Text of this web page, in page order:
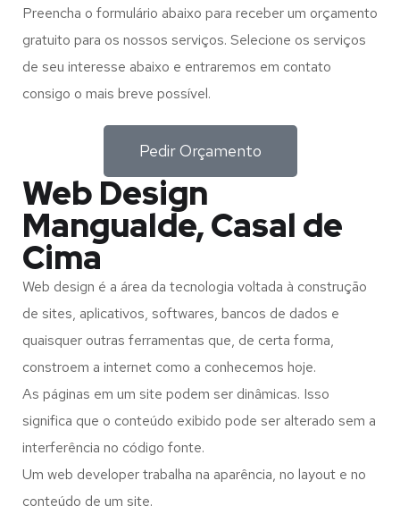
Preencha o formulário abaixo para receber um orçamento
gratuito para os nossos serviços. Selecione os serviços
de seu interesse abaixo e entraremos em contato
consigo o mais breve possível.
Pedir Orçamento
Web Design
Mangualde, Casal de
Cima
Web design é a área da tecnologia voltada à construção
de sites, aplicativos, softwares, bancos de dados e
quaisquer outras ferramentas que, de certa forma,
constroem a internet como a conhecemos hoje.
As páginas em um site podem ser dinâmicas. Isso
significa que o conteúdo exibido pode ser alterado sem a
interferência no código fonte.
Um web developer trabalha na aparência, no layout e no
conteúdo de um site.